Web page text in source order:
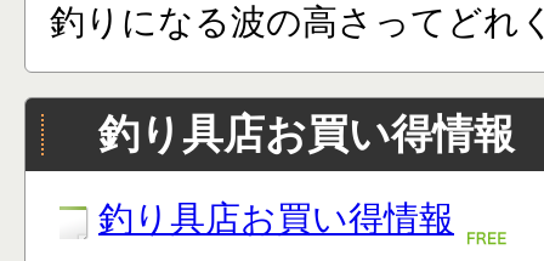
釣りになる波の高さってどれ
釣り具店お買い得情報
釣り具店お買い得情報